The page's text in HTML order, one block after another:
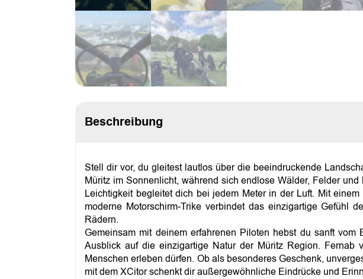
Beschreibung
Stell dir vor, du gleitest lautlos über die beeindruckende
Müritz im Sonnenlicht, während sich endlose Wälder, Felder
Leichtigkeit begleitet dich bei jedem Meter in der Luft. Mit
moderne Motorschirm-Trike verbindet das einzigartige Gefühl
Rädern.
Gemeinsam mit deinem erfahrenen Piloten hebst du sanft
Ausblick auf die einzigartige Natur der Müritz Region.
Menschen erleben dürfen. Ob als besonderes Geschenk,
mit dem XCitor schenkt dir außergewöhnliche Eindrücke und